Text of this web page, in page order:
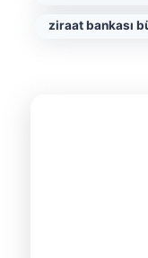
ziraat bankası